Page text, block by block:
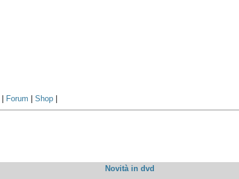
Forum |Shop
Novità in dvd